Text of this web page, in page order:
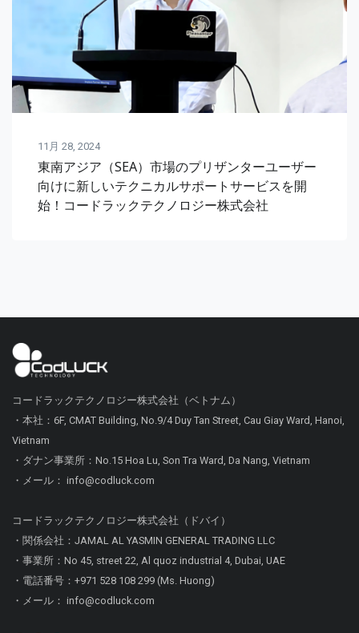
11月 28, 2024
東南アジア（SEA）市場のプリザンターユーザー
向けに新しいテクニカルサポートサービスを開
始！コードラックテクノロジー株式会社
コードラックテクノロジー株式会社（ベトナム）
・本社：6F, CMAT Building, No.9/4 Duy Tan Street, Cau Giay Ward, Hanoi,
Vietnam
・ダナン事業所：No.15 Hoa Lu, Son Tra Ward, Da Nang, Vietnam
・メール： info@codluck.com
コードラックテクノロジー株式会社（ドバイ）
・関係会社：JAMAL AL YASMIN GENERAL TRADING LLC
・事業所：No 45, street 22, Al quoz industrial 4, Dubai, UAE
・電話番号：+971 528 108 299 (Ms. Huong)
・メール： info@codluck.com